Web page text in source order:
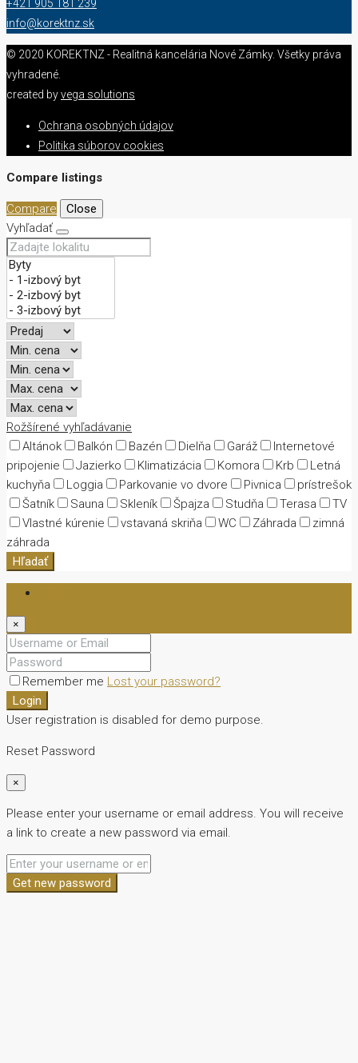
+421 905 181 239
info@korektnz.sk
© 2020 KOREKTNZ - Realitná kancelária Nové Zámky. Všetky práva
vyhradené.
created byvega solutions
Ochrana osobných údajov
Politika súborov cookies
Compare listings
Compare
Close
Vyhľadať
Rožšírené vyhľadávanie
Altánok
Balkón Bazén Dielňa Garáž
Internetové
pripojenie
Jazierko Klimatizácia Komora Krb
Letná
kuchyňa
Loggia Parkovanie vo dvore Pivnica
prístrešok
Šatník
Sauna Skleník Špajza Studňa Terasa
TV
Vlastné kúrenie
vstavaná skriňa WC Záhrada
zimná
záhrada
Hľadať
×
Remember me Lost your password?
Login
User registration is disabled for demo purpose.
Reset Password
×
Please enter your username or email address. You will receive
a link to create a new password via email.
Get new password